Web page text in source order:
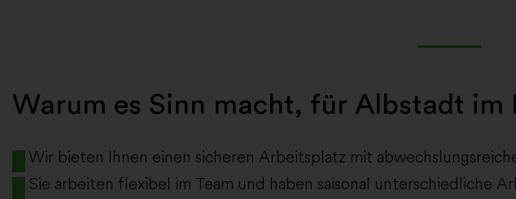
Warum es Sinn macht, für Albstadt im
Wir bieten Ihnen einen sicheren Arbeitsplatz mit
Sie arbeiten flexibel im Team und haben saisonal unterschiedliche